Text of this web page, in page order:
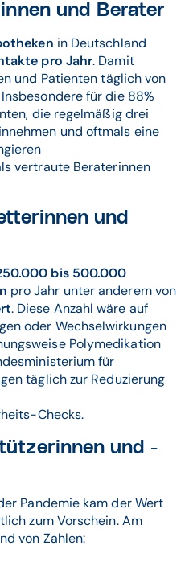
und Berater
in Deutschland
pro Jahr. Damit
und Patienten täglich von
für die 88%
die regelmäßig drei
und oftmals eine
vertraute Beraterinnen
und
bis 500.000
pro Jahr unter anderem von
. Diese Anzahl wäre auf
oder Wechselwirkungen
Polymedikation
für
täglich zur Reduzierung
Checks.
und -
Pandemie kam der Wert
zum Vorschein. Am
von Zahlen: